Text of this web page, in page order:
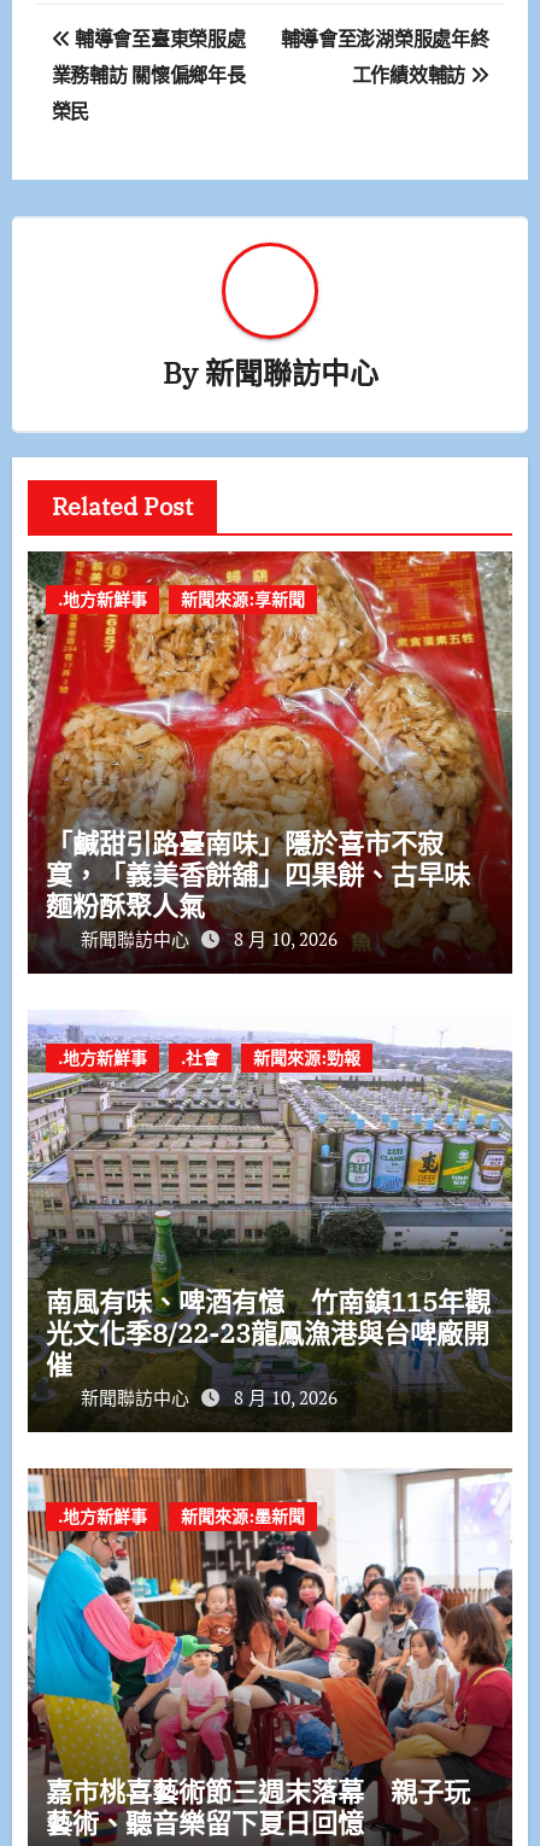
文
章
導
覽
輔導會至臺東榮服處
業務輔訪 關懷偏鄉年長
榮民
輔導會至澎湖榮服處年終
工作績效輔訪
By新聞聯訪中心
Related Post
.地方新鮮事 新聞來源:享新聞
「鹹甜引路臺南味」隱於喜市不寂
寞，「義美香餅舖」四果餅、古早味
麵粉酥聚人氣
新聞聯訪中心 8 月 10, 2026
.地方新鮮事 .社會 新聞來源:勁報
南風有味、啤酒有憶 竹南鎮115年觀
光文化季8/22-23龍鳳漁港與台啤廠開
催
新聞聯訪中心 8 月 10, 2026
.地方新鮮事 新聞來源:墨新聞
嘉市桃喜藝術節三週末落幕 親子玩
藝術、聽音樂留下夏日回憶